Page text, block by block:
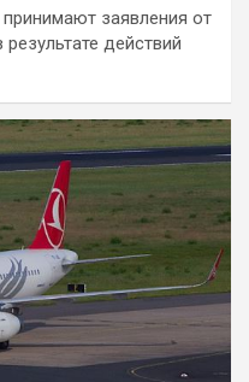
заявления от
действий